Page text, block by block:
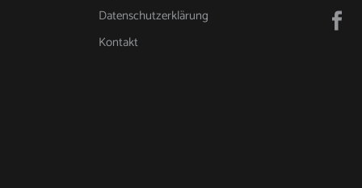
Datenschutzerklärung
Kontakt